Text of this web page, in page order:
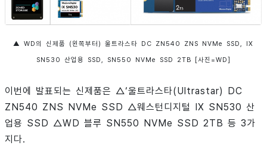
▲ WD의 신제품 (왼쪽부터) 울트라스타 DC ZN540 ZNS NVMe SSD, IX
SN530 산업용 SSD, SN550 NVMe SSD 2TB [사진=WD]
이번에 발표되는 신제품은 △‘울트라스타(Ultrastar) DC
ZN540 ZNS NVMe SSD △웨스턴디지털 IX SN530 산
업용 SSD △WD 블루 SN550 NVMe SSD 2TB 등 3가
지다.